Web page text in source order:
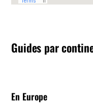
Guides par
En Europe